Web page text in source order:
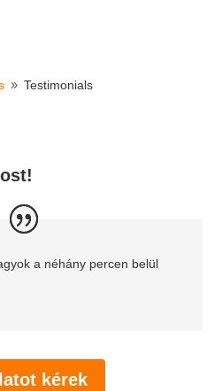
9 Testimonials
a néhány percen belül
kérek